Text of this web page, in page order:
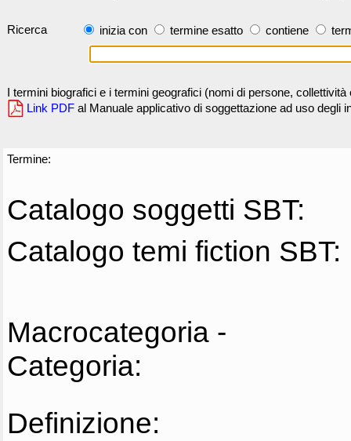
Ricerca inizia con termine esatto contiene
I termini biografici e i termini geografici (nomi di persone,
Link PDF al Manuale applicativo di soggettazione ad uso degli
Termine:
Catalogo soggetti SBT:
Catalogo temi fiction SBT:
Macrocategoria -
Categoria:
Definizione: